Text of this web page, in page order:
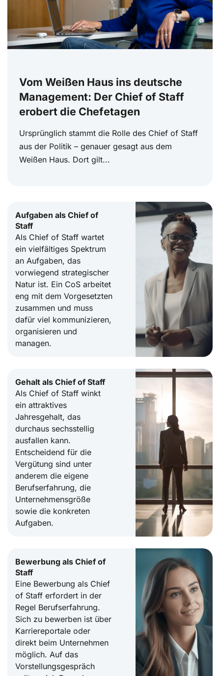
Vom Weißen Haus ins deutsche
Management: Der Chief of Staff
erobert die Chefetagen
Ursprünglich stammt die Rolle des Chief of Staff
aus der Politik – genauer gesagt aus dem
Weißen Haus. Dort gilt...
Aufgaben als Chief of
Staff
Als Chief of Staff wartet
ein vielfältiges Spektrum
an Aufgaben, das
vorwiegend strategischer
Natur ist. Ein CoS arbeitet
eng mit dem Vorgesetzten
zusammen und muss
dafür viel kommunizieren,
organisieren und
managen.
Gehalt als Chief of Staff
Als Chief of Staff winkt
ein attraktives
Jahresgehalt, das
durchaus sechsstellig
ausfallen kann.
Entscheidend für die
Vergütung sind unter
anderem die eigene
Berufserfahrung, die
Unternehmensgröße
sowie die konkreten
Aufgaben.
Bewerbung als Chief of
Staff
Eine Bewerbung als Chief
of Staff erfordert in der
Regel Berufserfahrung.
Sich zu bewerben ist über
Karriereportale oder
direkt beim Unternehmen
möglich. Auf das
Vorstellungsgespräch